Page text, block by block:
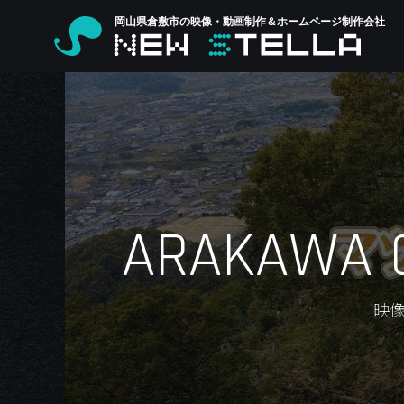
岡山県倉敷市の映像・動画制作＆ホームページ制作会社
ARAKAWA
映